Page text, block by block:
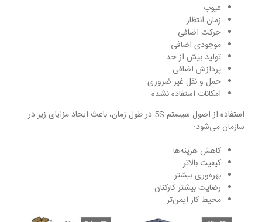
عیوب
زمان انتظار
حرکت اضافی
موجودی اضافی
تولید بیش از حد
پردازش اضافی
حمل و نقل غیر ضروری
امکانات استفاده نشده
استفاده از اصول سیستم 5S در طول زمان، باعث ایجاد مزایای زیر در
سازمان می‌شود:
کاهش هزینه‌ها
کیفیت بالاتر
بهره‌وری بیشتر
رضایت بیشتر کارکنان
محیط کار ایمن‌تر